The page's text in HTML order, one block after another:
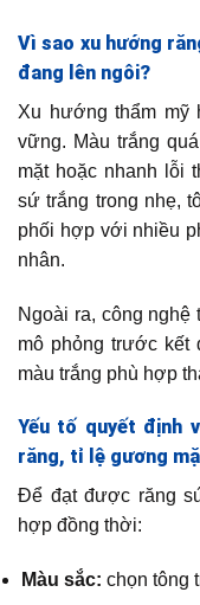
Vì sao xu hướng
đang lên ngôi?
Xu hướng thẩm mỹ
vững. Màu trắng
mặt hoặc nhanh lỗi
sứ trắng trong nhẹ,
phối hợp với nhiều
nhân.
Ngoài ra, công
mô phỏng trước kết
màu trắng phù hợp
Yếu tố quyết định
răng, tỉ lệ gương
Để đạt được răng
hợp đồng thời:
Màu sắc: chọn tông